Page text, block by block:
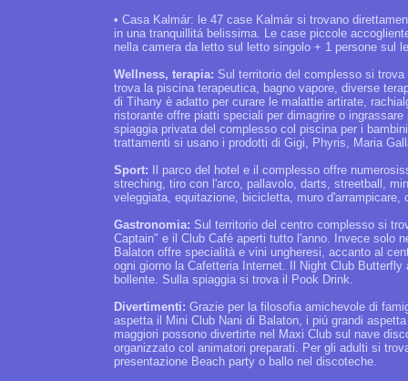
• Casa Kalmár: le 47 case Kalmár si trovano
in una tranquillitá belissima. Le case piccole
nella camera da letto sul letto singolo + 1 persone sul
Wellness, terapia: Sul territorio del complesso si
trova la piscina terapeutica, bagno vapore, diverse
di Tihany è adatto per curare le malattie artirate,
ristorante offre piatti speciali per dimagrire o
spiaggia privata del complesso col piscina per i
trattamenti si usano i prodotti di Gigi, Phyris, Maria
Sport: Il parco del hotel e il complesso offre
streching, tiro con l'arco, pallavolo, darts, streetball,
veleggiata, equitazione, bicicletta, muro d'arrampicare,
Gastronomia: Sul territorio del centro complesso si
Captain" e il Club Café aperti tutto l'anno. Invece solo
Balaton offre specialità e vini ungheresi, accanto al
ogni giorno la Cafetteria Internet. Il Night Club
bollente. Sulla spiaggia si trova il Pook Drink.
Divertimenti: Grazie per la filosofia amichevole di
aspetta il Mini Club Nani di Balaton, i piú grandi
maggiori possono divertirte nel Maxi Club sul nave
organizzato col animatori preparati. Per gli adulti si
presentazione Beach party o ballo nel discoteche.